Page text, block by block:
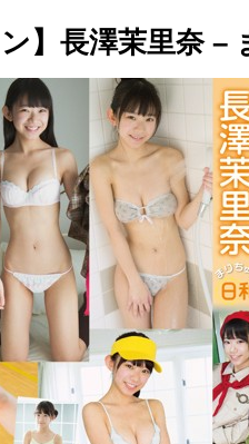
】長澤茉里奈 –